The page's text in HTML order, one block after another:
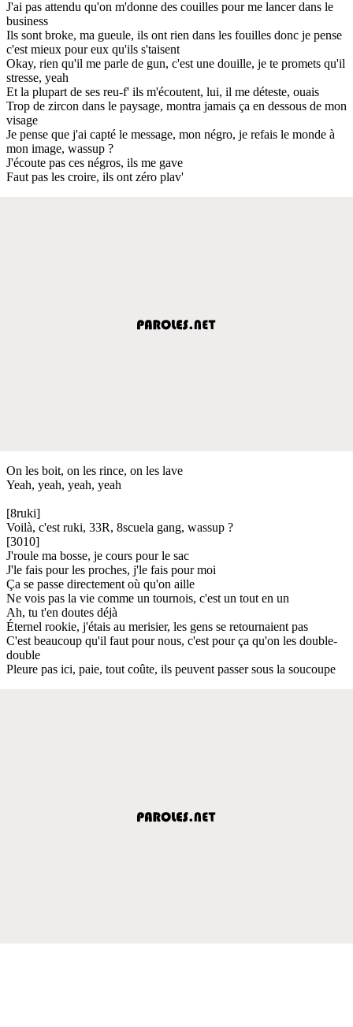
J'ai pas attendu qu'on m'donne des couilles pour me lancer dans le
business
Ils sont broke, ma gueule, ils ont rien dans les fouilles donc je pense
c'est mieux pour eux qu'ils s'taisent
Okay, rien qu'il me parle de gun, c'est une douille, je te promets qu'il
stresse, yeah
Et la plupart de ses reu-f' ils m'écoutent, lui, il me déteste, ouais
Trop de zircon dans le paysage, montra jamais ça en dessous de mon
visage
Je pense que j'ai capté le message, mon négro, je refais le monde à
mon image, wassup ?
J'écoute pas ces négros, ils me gave
Faut pas les croire, ils ont zéro plav'
On les boit, on les rince, on les lave
Yeah, yeah, yeah, yeah
[8ruki]
Voilà, c'est ruki, 33R, 8scuela gang, wassup ?
[3010]
J'roule ma bosse, je cours pour le sac
J'le fais pour les proches, j'le fais pour moi
Ça se passe directement où qu'on aille
Ne vois pas la vie comme un tournois, c'est un tout en un
Ah, tu t'en doutes déjà
Éternel rookie, j'étais au merisier, les gens se retournaient pas
C'est beaucoup qu'il faut pour nous, c'est pour ça qu'on les double-
double
Pleure pas ici, paie, tout coûte, ils peuvent passer sous la soucoupe